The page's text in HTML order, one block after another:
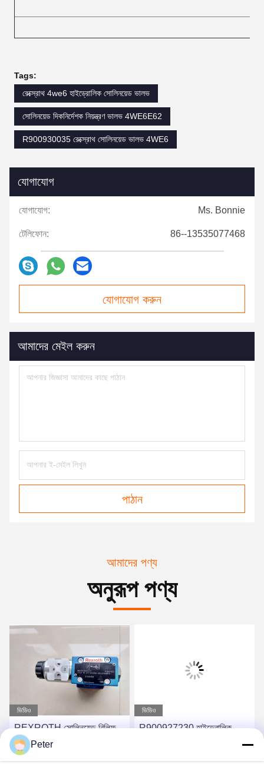
Tags:
রেক্স্রোথ 4we6 হাইড্রোলিক সোলিনয়েড ভালভ
সোলিনয়েড দিকনির্দেশক নিয়ন্ত্রণ ভালভ 4WE6E62
R900930035 রেক্স্রোথ সোলিনয়েড ভালভ 4WE6
যোগাযোগ
যোগাযোগ: Ms. Bonnie
টেলিফোন: 86--13535077468
যোগাযোগ করুন
আমাদের মেইল ​​করুন
পাঠান
আমাদের পণ্য
অনুরূপ পণ্য
ভিডিও
REXROTH সোলিনয়েড রিলিফ
হাইড্রোলিক কন্ট্রোল ভালভ
DBW10b2-5x 315-
ভিডিও
R900927230 হাইড্রোলিক
Peter